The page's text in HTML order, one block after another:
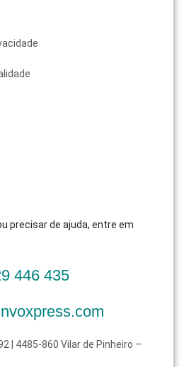
precisar de ajuda, entre em
446 435
| 4485-860 Vilar de Pinheiro –